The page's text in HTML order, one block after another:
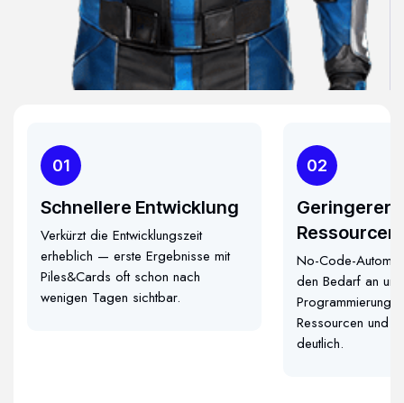
01
Schnellere Entwicklung
Verkürzt die Entwicklungszeit
erheblich — erste Ergebnisse mit
Piles&Cards oft schon nach
wenigen Tagen sichtbar.
02
Geringerer
No-Code-
den Bedarf an
Programmierung
Ressourcen und
deutlich.